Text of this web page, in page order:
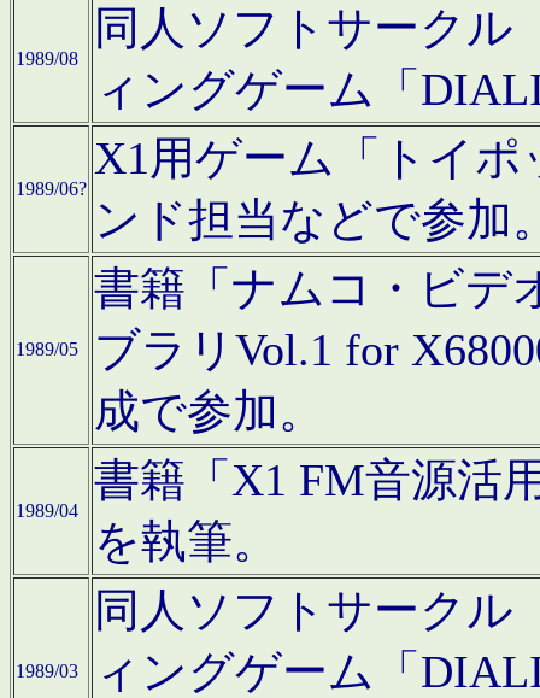
1989/08
同人ソフトサークル
ィングゲーム「
1989/06?
X1用ゲーム「トイ
ンド担当などで参加
1989/05
書籍「ナムコ・ビデ
ブラリVol.1 for
成で参加。
1989/04
書籍「X1 FM音源活
を執筆。
1989/03
同人ソフトサークル
ィングゲーム「